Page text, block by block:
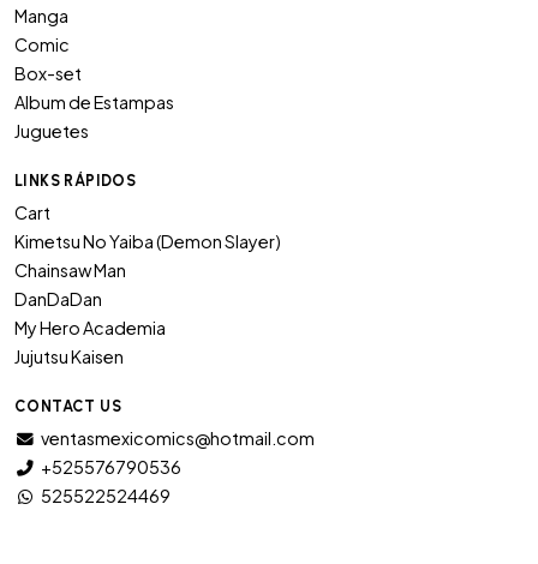
Manga
Comic
Box-set
Album de Estampas
Juguetes
LINKS RÁPIDOS
Cart
Kimetsu No Yaiba (Demon Slayer)
Chainsaw Man
DanDaDan
My Hero Academia
Jujutsu Kaisen
CONTACT US
ventasmexicomics@hotmail.com
+525576790536
525522524469